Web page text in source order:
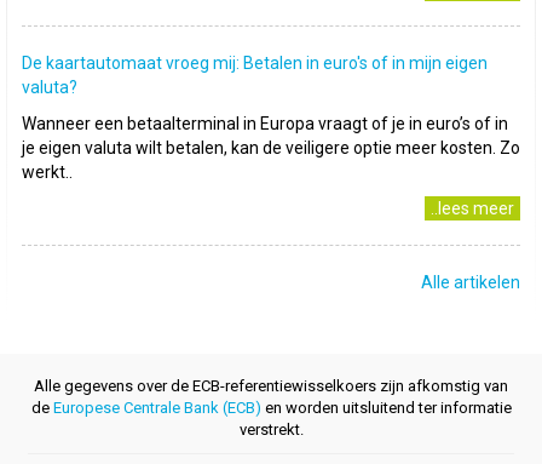
De kaartautomaat vroeg mij: Betalen in euro's of in mijn eigen
valuta?
Wanneer een betaalterminal in Europa vraagt of je in euro’s of in
je eigen valuta wilt betalen, kan de veiligere optie meer kosten. Zo
werkt..
..lees meer
Alle artikelen
Alle gegevens over de ECB-referentiewisselkoers zijn afkomstig van
de Europese Centrale Bank (ECB) en worden uitsluitend ter informatie
verstrekt.